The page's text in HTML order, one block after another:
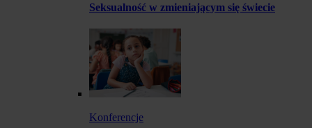
Seksualność w zmieniającym się świecie
Konferencje